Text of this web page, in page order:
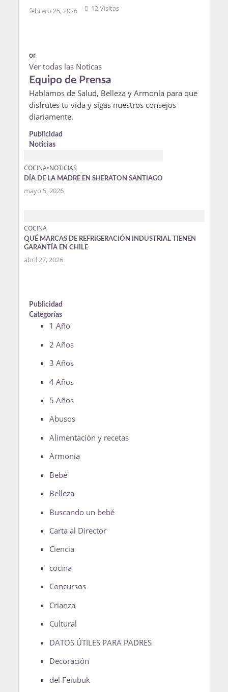
febrero 25, 2026 12 Visitas
or
Ver todas las Noticas
Equipo de Prensa
Hablamos de Salud, Belleza y Armonía para que
disfrutes tu vida y sigas nuestros consejos
diariamente.
Publicidad
Noticias
COCINA•NOTICIAS
DÍA DE LA MADRE EN SHERATON SANTIAGO
mayo 5, 2026
COCINA
QUÉ MARCAS DE REFRIGERACIÓN INDUSTRIAL TIENEN
GARANTÍA EN CHILE
abril 27, 2026
Publicidad
Categorías
1 Año
2 Años
3 Años
4 Años
5 Años
Abusos
Alimentación y recetas
Armonia
Bebé
Belleza
Buscando un bebé
Carta al Director
Ciencia
cocina
Concursos
Crianza
Cultural
DATOS ÚTILES PARA PADRES
Decoración
del Feiubuk